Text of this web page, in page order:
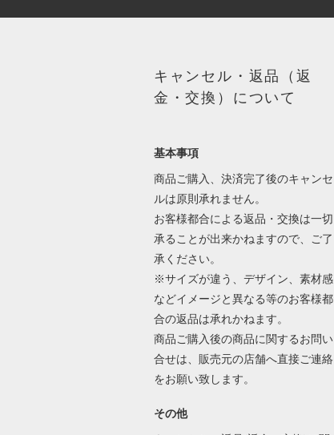
キャンセル・返品（返
金・交換）について
基本事項
商品ご購入、決済完了後のキャンセ
ルは原則承れません。
お客様都合による返品・交換は一切
承ることが出来かねますので、ご了
承ください。
※サイズが違う、デザイン、素材感
などイメージと異なる等のお客様都
合の返品は承れかねます。
商品ご購入後の商品に関するお問い
合せは、販売元の店舗へ直接ご連絡
をお願い致します。
その他